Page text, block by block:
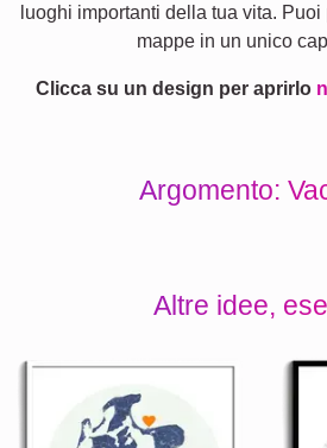
luoghi importanti della tua vita.
mappe in un unico
Clicca su un design per aprirlo
Argomento:
Altre idee,